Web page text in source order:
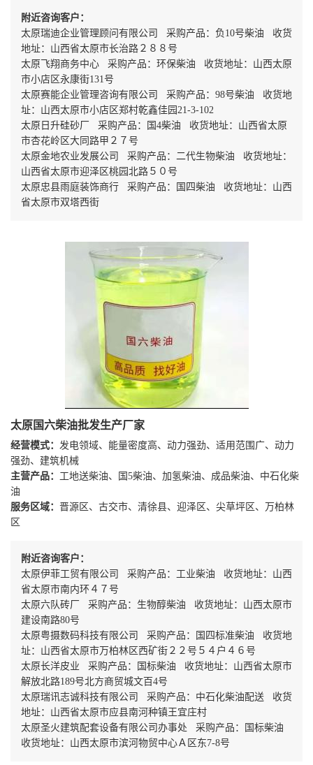
附近咨询客户：
太原瑞迪企业管理顾问有限公司 采购产品：负10号柴油 收货
地址：山西省太原市长治路２８８号
太原飞翔商务中心 采购产品：环保柴油 收货地址：山西太原
市小店区永康街131号
太原赛能企业管理咨询有限公司 采购产品：98号柴油 收货地
址：山西太原市小店区郑村乾鑫佳园21-3-102
太原日升硅砂厂 采购产品：国4柴油 收货地址：山西省太原
市杏花岭区大同路甲２７号
太原金地农业发展公司 采购产品：二代生物柴油 收货地址：
山西省太原市迎泽区桃园北路５０号
太原忠县雨庭装饰商行 采购产品：国四柴油 收货地址：山西
省太原市双塔西街
太原国六柴油批发生产厂家
经营模式： 发电领域、能量密度高、动力强劲、适用范围广、动力
强劲、建筑机械
主营产品： 工地送柴油、国5柴油、加氢柴油、成品柴油、中石化柴
油
服务区域： 晋源区、古交市、清徐县、迎泽区、尖草坪区、万柏林
区
附近咨询客户：
太原伊菲工贸有限公司 采购产品：工业柴油 收货地址：山西
省太原市南内环４７号
太原六队砖厂 采购产品：生物醇柴油 收货地址：山西太原市
建设南路80号
太原粤摄数码科技有限公司 采购产品：国四标准柴油 收货地
址：山西省太原市万柏林区西矿街２２号５４户４６号
太原长洋皮业 采购产品：国标柴油 收货地址：山西省太原市
解放北路189号北方商贸城文百4号
太原瑞讯志诚科技有限公司 采购产品：中石化柴油配送 收货
地址：山西省太原市应县南河种镇王宜庄村
太原圣火建筑配套设备有限公司办事处 采购产品：国标柴油
收货地址：山西太原市滨河物贸中心Ａ区东7-8号